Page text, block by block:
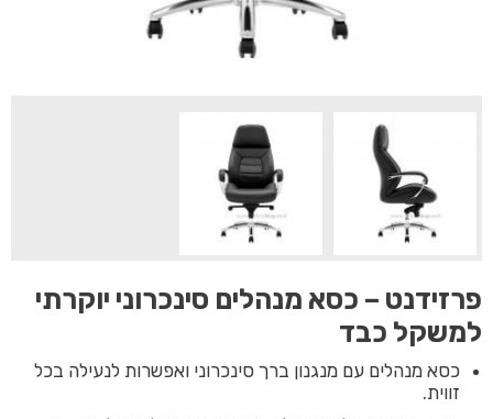
פרזידנט – כסא מנהלים סינכרוני יוקרתי
למשקל כבד
כסא מנהלים עם מנגנון ברך סינכרוני ואפשרות לנעילה בכל
זווית.